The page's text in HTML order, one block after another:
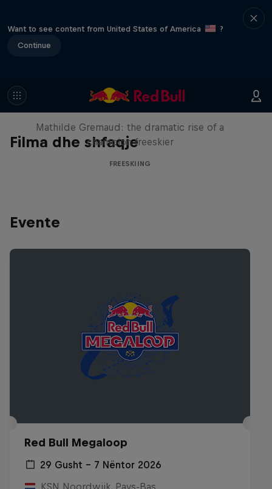
Want to see content from United States of America
?
Continue
Filma dhe shfaqje
She Who Flies
Mathilde Gremaud: the dramatic rise of a
champion freeskier
FREESKIING
Evente
Red Bull Megaloop
29 Gusht – 7 Nëntor 2026
KSN Noordwijk, Pays-Bas